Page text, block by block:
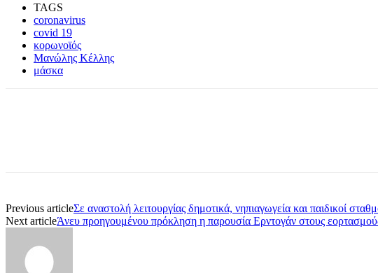
TAGS
coronavirus
covid 19
κορωνοϊός
Μανώλης Κέλλης
μάσκα
Previous articleΣε αναστολή λειτουργίας δημοτικά, νηπιαγωγεία και παιδικοί
Next articleΆνευ προηγουμένου πρόκληση η παρουσία Ερντογάν στους